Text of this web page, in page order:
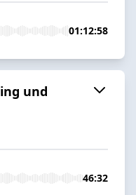
01:12:58
und
46:32